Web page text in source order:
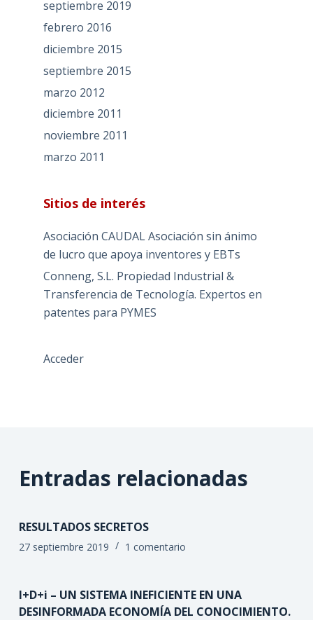
septiembre 2019
febrero 2016
diciembre 2015
septiembre 2015
marzo 2012
diciembre 2011
noviembre 2011
marzo 2011
Sitios de interés
Asociación CAUDALAsociación sin ánimo
de lucro que apoya inventores y EBTs
Conneng, S.L. Propiedad Industrial &
Transferencia de Tecnología. Expertos en
patentes para PYMES
Acceder
Entradas relacionadas
RESULTADOS SECRETOS
27 septiembre 2019 1 comentario
I+D+i – UN SISTEMA INEFICIENTE EN UNA
DESINFORMADA ECONOMÍA DEL CONOCIMIENTO.